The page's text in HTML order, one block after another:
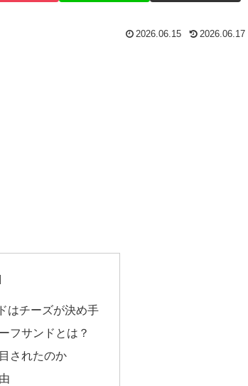
2026.06.15 2026.06.17
はチーズが決め手
フサンドとは？
されたのか